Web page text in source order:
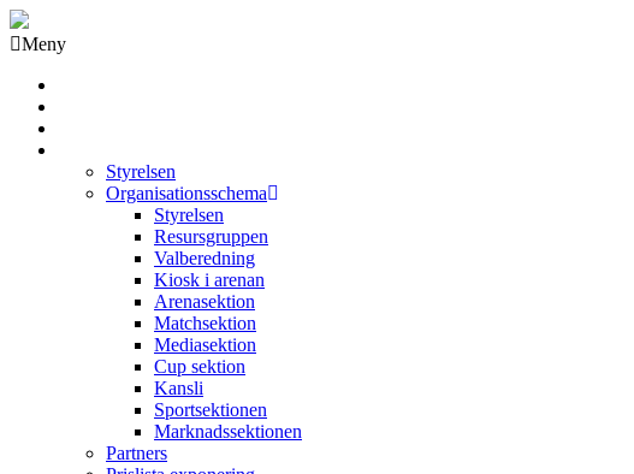
Meny
Styrelsen
Organisationsschema
Styrelsen
Resursgruppen
Valberedning
Kiosk i arenan
Arenasektion
Matchsektion
Mediasektion
Cup sektion
Kansli
Sportsektionen
Marknadssektionen
Partners